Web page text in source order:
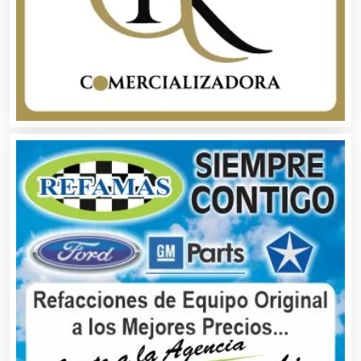
Automóviles Nuevos y Usados
Autopartes Eléctricas
Avaluos
Balnearios
Bancos
Banquetes